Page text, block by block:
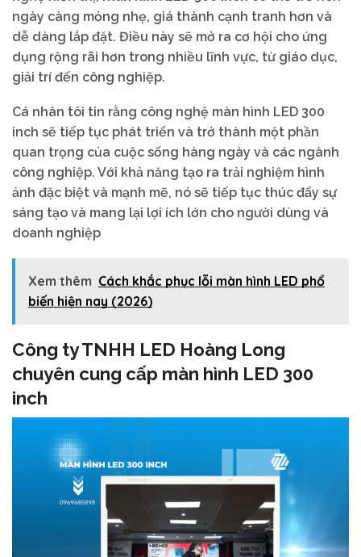
ngày càng mỏng nhẹ, giá thành cạnh tranh hơn và
dễ dàng lắp đặt. Điều này sẽ mở ra cơ hội cho ứng
dụng rộng rãi hơn trong nhiều lĩnh vực, từ giáo dục,
giải trí đến công nghiệp.
Cá nhân tôi tin rằng công nghệ màn hình LED 300
inch sẽ tiếp tục phát triển và trở thành một phần
quan trọng của cuộc sống hàng ngày và các ngành
công nghiệp. Với khả năng tạo ra trải nghiệm hình
ảnh đặc biệt và mạnh mẽ, nó sẽ tiếp tục thúc đẩy sự
sáng tạo và mang lại lợi ích lớn cho người dùng và
doanh nghiệp
Xem thêm Cách khắc phục lỗi màn hình LED phổ
biến hiện nay (2026)
Công ty TNHH LED Hoàng Long
chuyên cung cấp màn hình LED 300
inch